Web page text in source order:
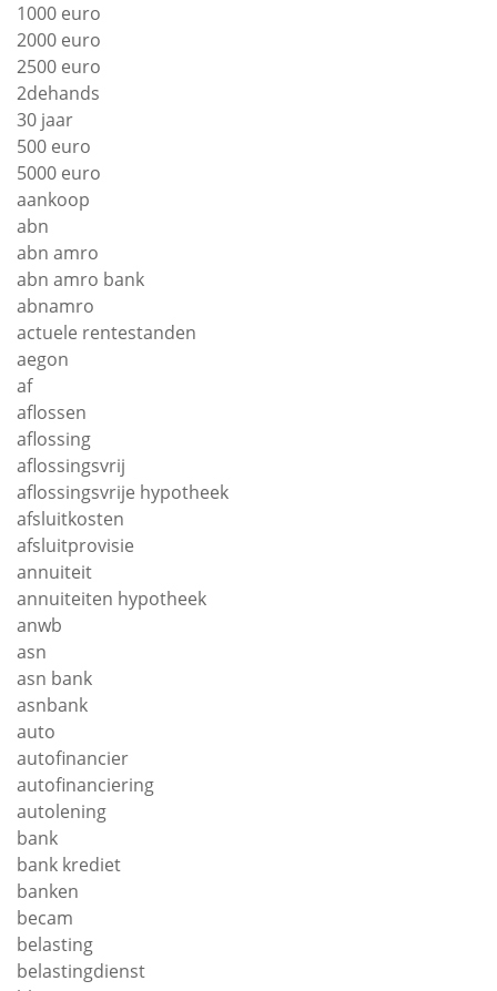
1000 euro
2000 euro
2500 euro
2dehands
30 jaar
500 euro
5000 euro
aankoop
abn
abn amro
abn amro bank
abnamro
actuele rentestanden
aegon
af
aflossen
aflossing
aflossingsvrij
aflossingsvrije hypotheek
afsluitkosten
afsluitprovisie
annuiteit
annuiteiten hypotheek
anwb
asn
asn bank
asnbank
auto
autofinancier
autofinanciering
autolening
bank
bank krediet
banken
becam
belasting
belastingdienst